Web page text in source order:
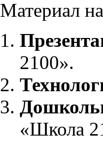
Материал
2100».
«Школа